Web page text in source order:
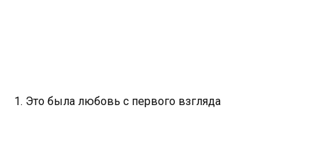
1. Это была любовь с первого взгляда